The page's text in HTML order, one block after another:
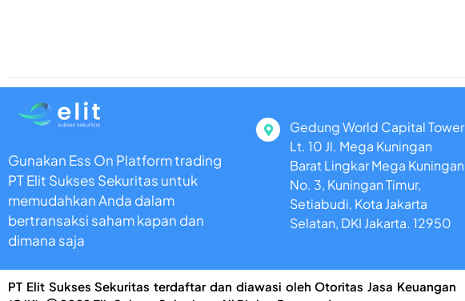
Gunakan Ess On Platform trading
PT Elit Sukses Sekuritas untuk
memudahkan Anda dalam
bertransaksi saham kapan dan
dimana saja
Gedung World Capital Tower
Lt. 10 Jl. Mega Kuningan
Barat Lingkar Mega Kuningan
No. 3, Kuningan Timur,
Setiabudi, Kota Jakarta
Selatan, DKI Jakarta. 12950
PT Elit Sukses Sekuritas terdaftar dan diawasi oleh Otoritas Jasa Keuangan